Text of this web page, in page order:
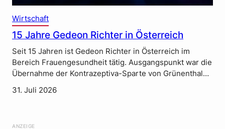
Wirtschaft
15 Jahre Gedeon Richter in Österreich
Seit 15 Jahren ist Gedeon Richter in Österreich im
Bereich Frauengesundheit tätig. Ausgangspunkt war die
Übernahme der Kontrazeptiva-Sparte von Grünenthal…
31. Juli 2026
ANZEIGE